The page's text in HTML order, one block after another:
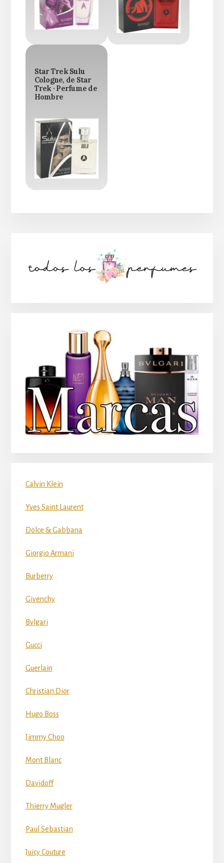
Star Trek Sulu
Cologne, de Star
Trek · Perfume de
Hombre
lateral
Calvin Klein
Yves Saint Laurent
Dolce & Gabbana
Giorgio Armani
Burberry
Givenchy
Bvlgari
Gucci
Guerlain
Christian Dior
Hugo Boss
Jimmy Choo
Mont Blanc
Davidoff
Thierry Mugler
Paul Sebastian
Juicy Couture